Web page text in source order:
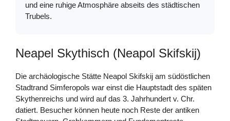
und eine ruhige Atmosphäre abseits des städtischen
Trubels.
Neapel Skythisch (Neapol Skifskij)
Die archäologische Stätte Neapol Skifskij am südöstlichen
Stadtrand Simferopols war einst die Hauptstadt des späten
Skythenreichs und wird auf das 3. Jahrhundert v. Chr.
datiert. Besucher können heute noch Reste der antiken